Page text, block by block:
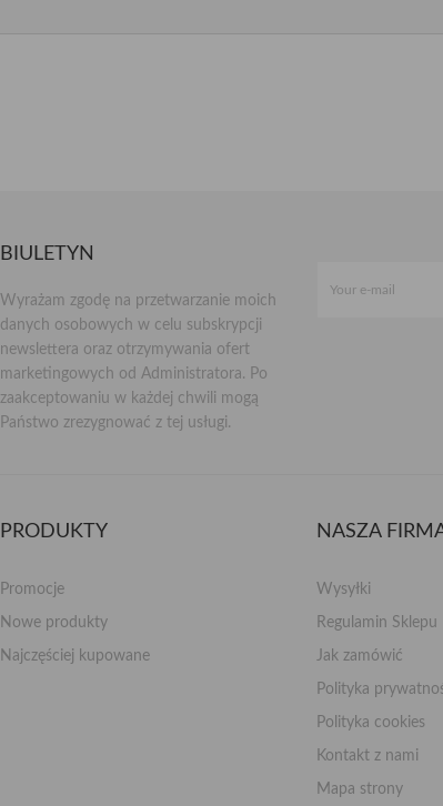
BIULETYN
Wyrażam zgodę na przetwarzanie moich
danych osobowych w celu subskrypcji
newslettera oraz otrzymywania ofert
marketingowych od Administratora. Po
zaakceptowaniu w każdej chwili mogą
Państwo zrezygnować z tej usługi.
PRODUKTY
Promocje
Nowe produkty
Najczęściej kupowane
NASZA
Wysyłki
Regulamin Sklepu
Jak zamówić
Polityka
Polityka cookies
Kontakt z nami
Mapa strony